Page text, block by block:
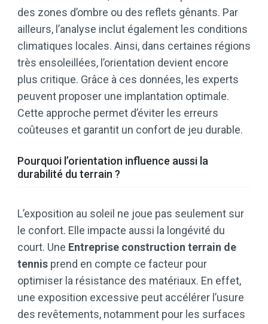
des zones d’ombre ou des reflets gênants. Par
ailleurs, l’analyse inclut également les conditions
climatiques locales. Ainsi, dans certaines régions
très ensoleillées, l’orientation devient encore
plus critique. Grâce à ces données, les experts
peuvent proposer une implantation optimale.
Cette approche permet d’éviter les erreurs
coûteuses et garantit un confort de jeu durable.
Pourquoi l’orientation influence aussi la
durabilité du terrain ?
L’exposition au soleil ne joue pas seulement sur
le confort. Elle impacte aussi la longévité du
court. Une Entreprise construction terrain de
tennis prend en compte ce facteur pour
optimiser la résistance des matériaux. En effet,
une exposition excessive peut accélérer l’usure
des revêtements, notamment pour les surfaces